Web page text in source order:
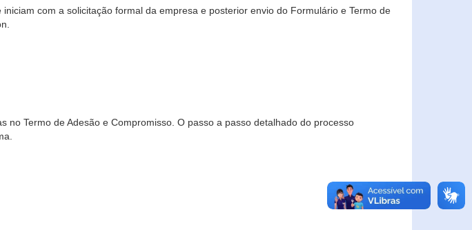
com a solicitação formal da empresa e posterior envio do Formulário e Termo de
Termo de Adesão e Compromisso. O passo a passo detalhado do processo